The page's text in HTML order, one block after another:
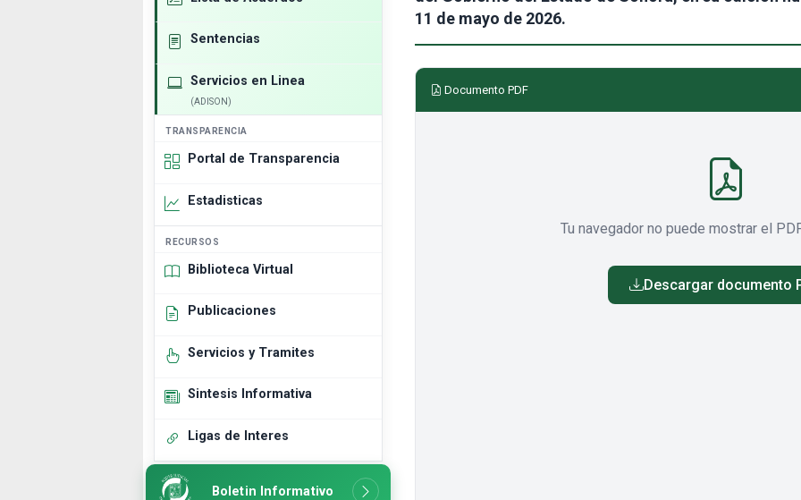
Sentencias
Servicios en Linea
(ADISON)
TRANSPARENCIA
Portal de Transparencia
Estadisticas
RECURSOS
Biblioteca Virtual
Publicaciones
Servicios y Tramites
Sintesis Informativa
Ligas de Interes
Boletin Informativo
11 de mayo de 2026.
Documento PDF
Tu navegador no puede mostrar el
Descargar documento